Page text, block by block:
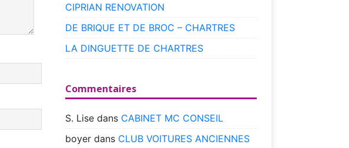
CIPRIAN RENOVATION
DE BRIQUE ET DE BROC – CHARTRES
LA DINGUETTE DE CHARTRES
Commentaires
S. Lisedans CABINET MC CONSEIL
boyerdans CLUB VOITURES ANCIENNES